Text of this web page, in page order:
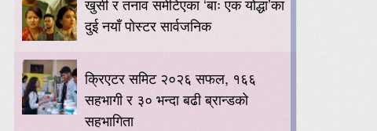
दुई नयाँ पोस्टर सार्वजनिक
क्रिएटर समिट २०२६ सफल, १६६
सहभागी र ३० भन्दा बढी ब्रान्डको
सहभागिता